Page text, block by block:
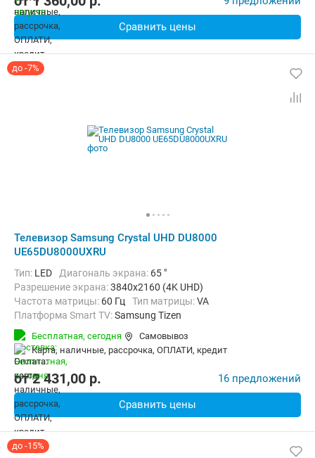
Сравнить цены
до -7%
Телевизор Samsung Crystal UHD DU8000
UE65DU8000UXRU
Тип: LED Диагональ экрана: 65 "
Разрешение экрана:3840x2160 (4K UHD)
Частота матрицы: 60 Гц Тип матрицы:VA
Платформа Smart TV:Samsung Tizen
Беспроводные интерфейсы:
Бесплатная, сегодня
Самовывоз
карта, наличные, рассрочка, ОПЛАТИ, кредит
от2 431,00 p. 16 предложений
Сравнить цены
до -15%